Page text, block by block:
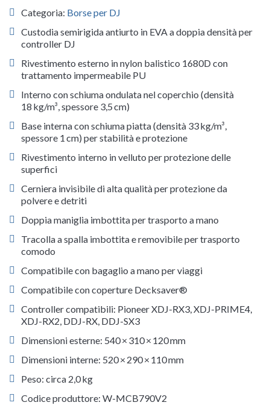
Categoria: Borse per DJ
Custodia semirigida antiurto in EVA a doppia densità per
controller DJ
Rivestimento esterno in nylon balistico 1680D con
trattamento impermeabile PU
Interno con schiuma ondulata nel coperchio (densità
18 kg/m³, spessore 3,5 cm)
Base interna con schiuma piatta (densità 33 kg/m³,
spessore 1 cm) per stabilità e protezione
Rivestimento interno in velluto per protezione delle
superfici
Cerniera invisibile di alta qualità per protezione da
polvere e detriti
Doppia maniglia imbottita per trasporto a mano
Tracolla a spalla imbottita e removibile per trasporto
comodo
Compatibile con bagaglio a mano per viaggi
Compatibile con coperture Decksaver®
Controller compatibili: Pioneer XDJ-RX3, XDJ-PRIME4,
XDJ-RX2, DDJ-RX, DDJ-SX3
Dimensioni esterne: 540 × 310 × 120 mm
Dimensioni interne: 520 × 290 × 110 mm
Peso: circa 2,0 kg
Codice produttore: W-MCB790V2